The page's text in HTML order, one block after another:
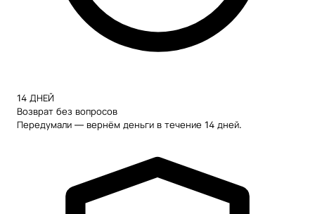
14 ДНЕЙ
Возврат без вопросов
Передумали — вернём деньги в течение 14 дней.